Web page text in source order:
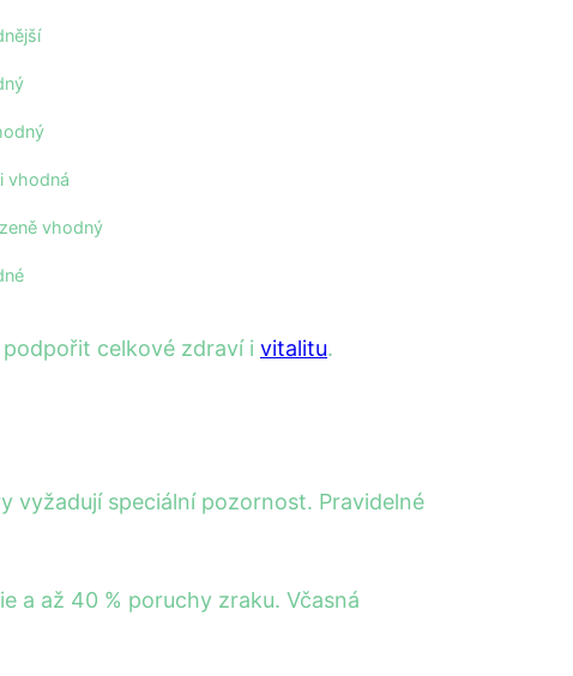
vhodná
vhodný
celkové zdraví i vitalitu.
vyžadují speciální pozornost. Pravidelné
a až 40 % poruchy zraku. Včasná